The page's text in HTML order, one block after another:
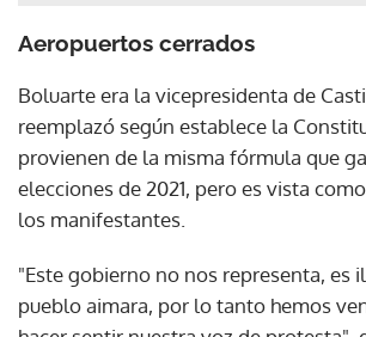
Aeropuertos cerrados
Boluarte era la vicepresidenta de
reemplazó según establece la
provienen de la misma fórmula que
elecciones de 2021, pero es vista
los manifestantes.
"Este gobierno no nos representa, es
pueblo aimara, por lo tanto hemos